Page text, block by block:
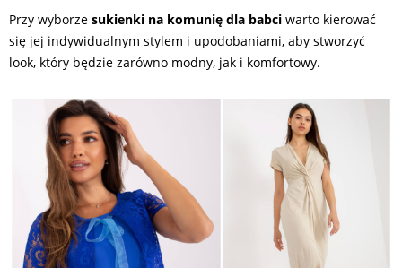
Przy wyborze sukienki na komunię dla babci warto kierować
się jej indywidualnym stylem i upodobaniami, aby stworzyć
look, który będzie zarówno modny, jak i komfortowy.